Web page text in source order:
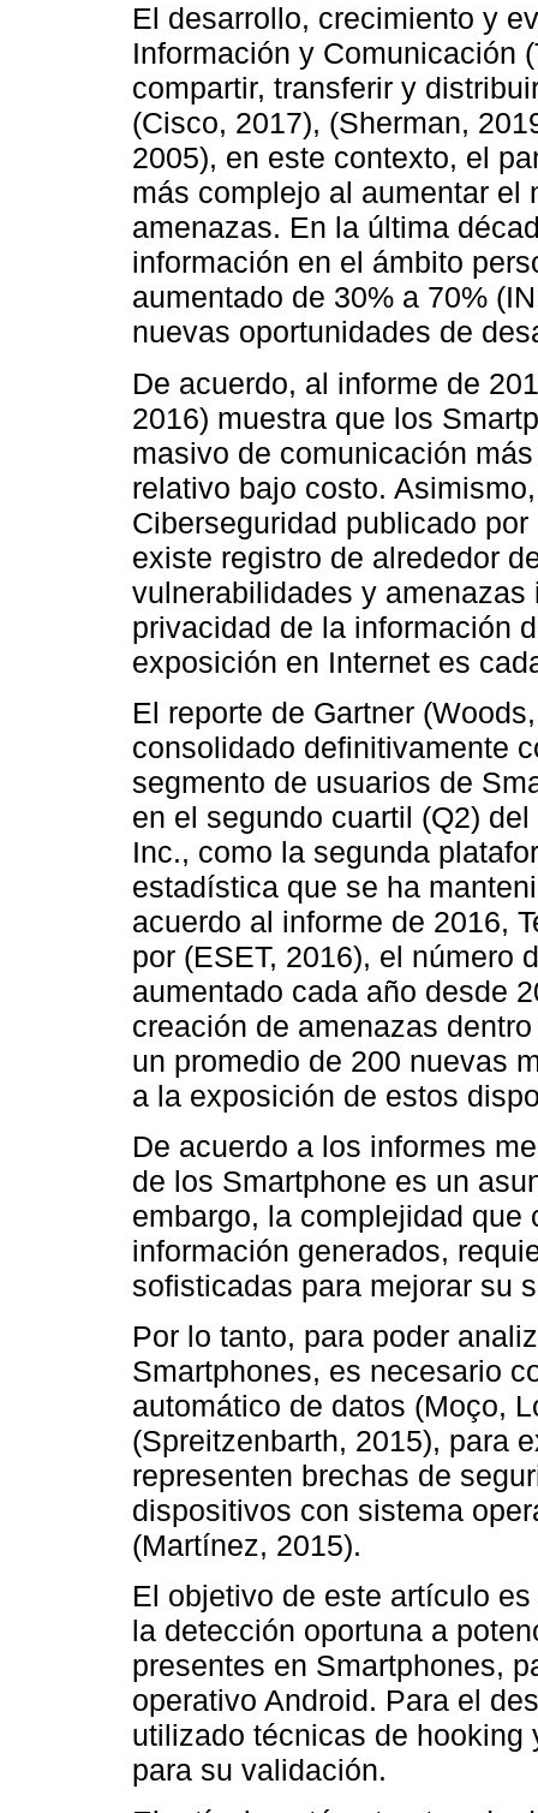
El desarrollo, crecimiento y
Información y Comunicación
compartir, transferir y
(Cisco, 2017), (Sherman,
2005), en este contexto, el
más complejo al aumentar el
amenazas. En la última
información en el ámbito
aumentado de 30% a 70%
nuevas oportunidades de
De acuerdo, al informe de
2016) muestra que los
masivo de comunicación
relativo bajo costo.
Ciberseguridad publicado
existe registro de alrededor
vulnerabilidades y
privacidad de la información
exposición en Internet es
El reporte de Gartner
consolidado definitivamente
segmento de usuarios de
en el segundo cuartil (Q2)
Inc., como la segunda
estadística que se ha
acuerdo al informe de 2016,
por (ESET, 2016), el número
aumentado cada año desde
creación de amenazas
un promedio de 200 nuevas
a la exposición de estos
De acuerdo a los informes
de los Smartphone es un
embargo, la complejidad
información generados,
sofisticadas para mejorar su
Por lo tanto, para poder
Smartphones, es necesario
automático de datos (Moço,
(Spreitzenbarth, 2015), para
representen brechas de
dispositivos con sistema
(Martínez, 2015).
El objetivo de este artículo
la detección oportuna a
presentes en Smartphones,
operativo Android. Para el
utilizado técnicas de
para su validación.